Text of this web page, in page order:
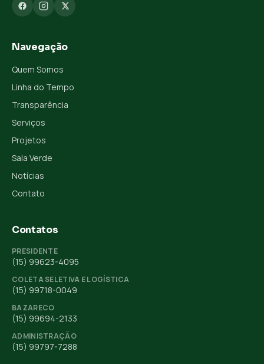
Navegação
Quem Somos
Linha do Tempo
Transparência
Serviços
Projetos
Sala Verde
Notícias
Contato
Contatos
PRESIDENTE
(15) 99623-4095
COLETA SELETIVA E LOGÍSTICA
(15) 99718-0049
BAZARECO
(15) 99694-2133
ADMINISTRAÇÃO
(15) 99797-7288